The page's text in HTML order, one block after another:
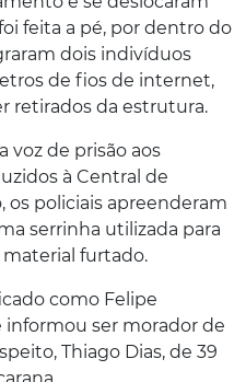
feita a pé, por dentro do
dois indivíduos
de fios de internet,
retirados da estrutura.
voz de prisão aos
à Central de
os policiais apreenderam
serrinha utilizada para
furtado.
como Felipe
informou ser morador de
Thiago Dias, de 39